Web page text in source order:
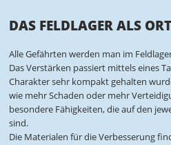
DAS FELDLAGER ALS
Alle Gefährten werden man im
Das Verstärken passiert mittels eines
Charakter sehr kompakt gehalten
wie mehr Schaden oder mehr
besondere Fähigkeiten, die auf den
sind.
Die Materialen für die Verbesserung